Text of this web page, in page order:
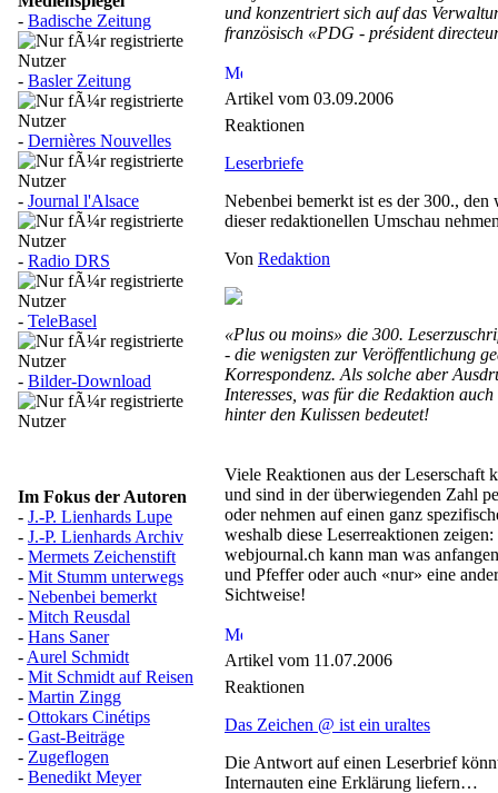
- Badische Zeitung
- Basler Zeitung
- Dernières Nouvelles
- Journal l'Alsace
- Radio DRS
- TeleBasel
- Bilder-Download
Im Fokus der Autoren
- J.-P. Lienhards Lupe
- J.-P. Lienhards Archiv
- Mermets Zeichenstift
- Mit Stumm unterwegs
- Nebenbei bemerkt
- Mitch Reusdal
- Hans Saner
- Aurel Schmidt
- Mit Schmidt auf Reisen
- Martin Zingg
- Ottokars Cinétips
- Gast-Beiträge
- Zugeflogen
- Benedikt Meyer
und konzentriert sich auf das
französisch «PDG - président
Artikel vom 03.09.2006
Reaktionen
Leserbriefe
Nebenbei bemerkt ist es der 300., den
dieser redaktionellen Umschau
Von Redaktion
«Plus ou moins» die 300.
- die wenigsten zur Veröffentlichung
Korrespondenz. Als solche aber
Interesses, was für die Redaktion
hinter den Kulissen bedeutet!
Viele Reaktionen aus der Leserschaft
und sind in der überwiegenden Zahl
oder nehmen auf einen ganz
weshalb diese Leserreaktionen
webjournal.ch kann man was
und Pfeffer oder auch «nur» eine
Sichtweise!
Artikel vom 11.07.2006
Reaktionen
Das Zeichen @ ist ein uraltes
Die Antwort auf einen Leserbrief
Internauten eine Erklärung liefern…